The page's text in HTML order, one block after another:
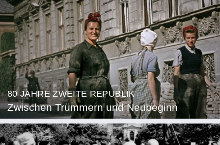
80 JAHRE ZWEITE REPUBLIK
Zwischen Trümmern und Neubeginn